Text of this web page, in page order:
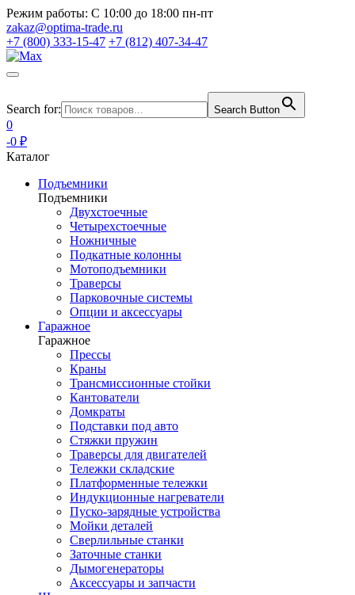
Режим работы: С 10:00 до 18:00 пн-пт
zakaz@optima-trade.ru
+7 (800) 333-15-47 +7 (812) 407-34-47
Search for: Search Button
0
-0 ₽
Каталог
Подъемники
Подъемники
Двухстоечные
Четырехстоечные
Ножничные
Подкатные колонны
Мотоподъемники
Траверсы
Парковочные системы
Опции и аксессуары
Гаражное
Гаражное
Прессы
Краны
Трансмиссионные стойки
Кантователи
Домкраты
Подставки под авто
Стяжки пружин
Траверсы для двигателей
Тележки складские
Платформенные тележки
Индукционные нагреватели
Пуско-зарядные устройства
Мойки деталей
Сверлильные станки
Заточные станки
Дымогенераторы
Аксессуары и запчасти